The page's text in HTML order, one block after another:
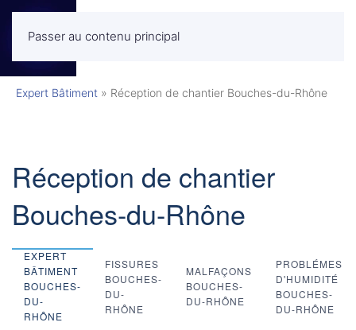
Passer au contenu principalMENU
Expert Bâtiment » Réception de chantier Bouches-du-Rhône
Réception de chantier
Bouches-du-Rhône
EXPERT
BÂTIMENT
BOUCHES-
DU-
RHÔNE
FISSURES
BOUCHES-
DU-
RHÔNE
MALFAÇONS
BOUCHES-
DU-RHÔNE
PROBLÉMES
D'HUMIDITÉ
BOUCHES-
DU-RHÔNE